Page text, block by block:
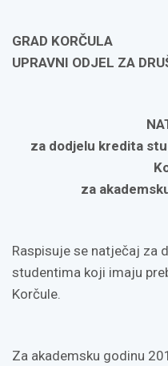
GRAD KORČULA
UPRAVNI ODJEL ZA
za dodjelu kredita
za
Raspisuje se natječaj za
studentima koji imaju
Korčule.
Za akademsku godinu